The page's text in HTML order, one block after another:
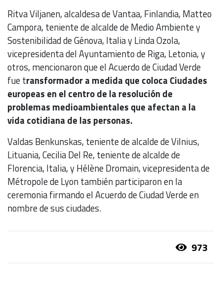
Ritva Viljanen, alcaldesa de Vantaa, Finlandia, Matteo
Campora, teniente de alcalde de Medio Ambiente y
Sostenibilidad de Génova, Italia y Linda Ozola,
vicepresidenta del Ayuntamiento de Riga, Letonia, y
otros, mencionaron que el Acuerdo de Ciudad Verde
fue transformador a medida que coloca Ciudades
europeas en el centro de la resolución de
problemas medioambientales que afectan a la
vida cotidiana de las personas.
Valdas Benkunskas, teniente de alcalde de Vilnius,
Lituania, Cecilia Del Re, teniente de alcalde de
Florencia, Italia, y Hélène Dromain, vicepresidenta de
Métropole de Lyon también participaron en la
ceremonia firmando el Acuerdo de Ciudad Verde en
nombre de sus ciudades.
973